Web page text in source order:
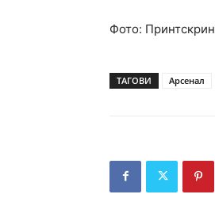
Фото: Принтскрин
ТАГОВИ Арсенал